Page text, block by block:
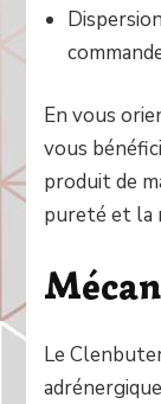
En vous
vous
produit de
pureté et la
Le